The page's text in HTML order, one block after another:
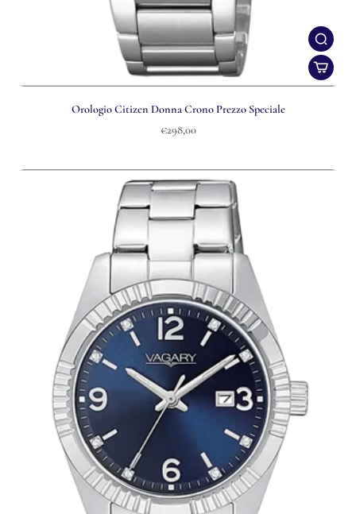
Orologio Citizen Donna Crono Prezzo Speciale
€298,00